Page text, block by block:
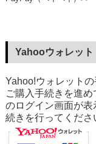
Yahooウォレット
Yahoo!ウォレット
ご購入手続きを進
のログイン画面が
続きを行ってくださ